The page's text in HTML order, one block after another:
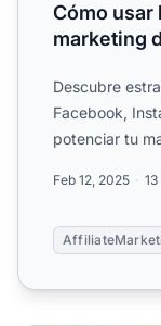
Cómo usar
marketing
Descubre
Facebook,
potenciar tu
Feb 12, 2025